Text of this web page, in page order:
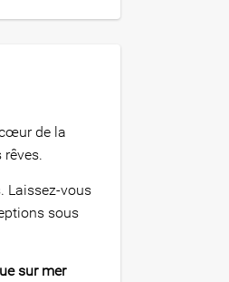
de la
Laissez-vous
sous
sur mer